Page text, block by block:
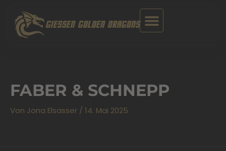
Inhalt
springen
GIESSEN GOLDEN DRAGONS
FABER & SCHNEPP
Von Jona Elsasser / 14. Mai 2025